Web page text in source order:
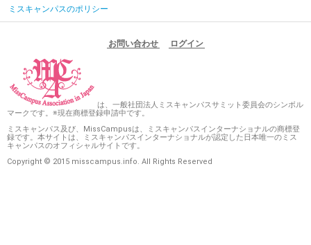
ミスキャンパスのポリシー
お問い合わせ ログイン
は、一般社団法人ミスキャンパスサミット委員会のシンボル
マークです。※現在商標登録申請中です。
ミスキャンパス及び、MissCampusは、ミスキャンパスインターナショナルの商標登
録です。本サイトは、ミスキャンパスインターナショナルが認定した日本唯一のミス
キャンパスのオフィシャルサイトです。
Copyright © 2015 misscampus.info. All Rights Reserved